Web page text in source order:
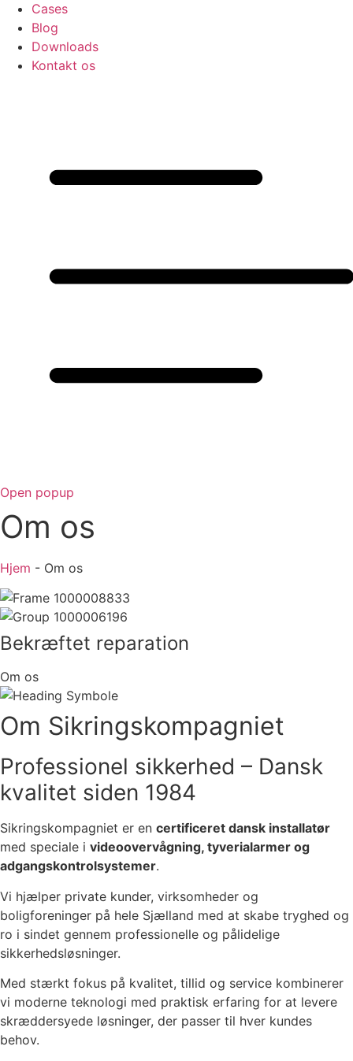
Cases
Blog
Downloads
Kontakt os
Open popup
Om os
Hjem - Om os
Bekræftet reparation
Om os
Om Sikringskompagniet
Professionel sikkerhed – Dansk
kvalitet siden 1984
Sikringskompagniet er en certificeret dansk installatør
med speciale i videoovervågning, tyverialarmer og
adgangskontrolsystemer.
Vi hjælper private kunder, virksomheder og
boligforeninger på hele Sjælland med at skabe tryghed og
ro i sindet gennem professionelle og pålidelige
sikkerhedsløsninger.
Med stærkt fokus på kvalitet, tillid og service kombinerer
vi moderne teknologi med praktisk erfaring for at levere
skræddersyede løsninger, der passer til hver kundes
behov.